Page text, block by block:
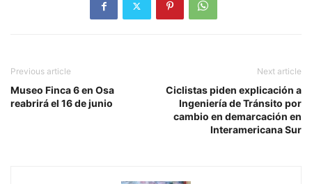
Previous article
Museo Finca 6 en Osa
reabrirá el 16 de junio
Next article
Ciclistas piden explicación a
Ingeniería de Tránsito por
cambio en demarcación en
Interamericana Sur